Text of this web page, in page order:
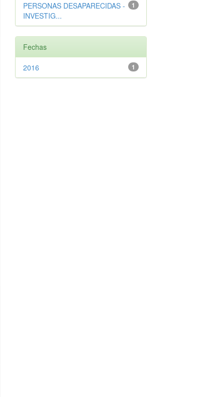
1
PERSONAS DESAPARECIDAS -
INVESTIG...
Fechas
1
2016